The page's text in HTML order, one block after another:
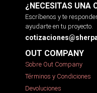
¿NECESITAS UNA
Escríbenos y te
ayudarte en tu proyecto.
OUT COMPANY
Sobre Out Company
Términos y Condiciones
Devoluciones